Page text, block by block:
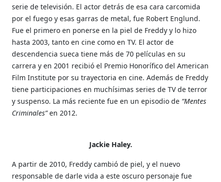
serie de televisión. El actor detrás de esa cara carcomida
por el fuego y esas garras de metal, fue Robert Englund.
Fue el primero en ponerse en la piel de Freddy y lo hizo
hasta 2003, tanto en cine como en TV. El actor de
descendencia sueca tiene más de 70 películas en su
carrera y en 2001 recibió el Premio Honorífico del American
Film Institute por su trayectoria en cine. Además de Freddy
tiene participaciones en muchísimas series de TV de terror
y suspenso. La más reciente fue en un episodio de “Mentes
Criminales”en 2012.
Jackie Haley.
A partir de 2010, Freddy cambió de piel, y el nuevo
responsable de darle vida a este oscuro personaje fue